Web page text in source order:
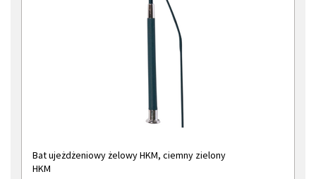
Bat ujeżdżeniowy żelowy HKM, ciemny zielony
HKM